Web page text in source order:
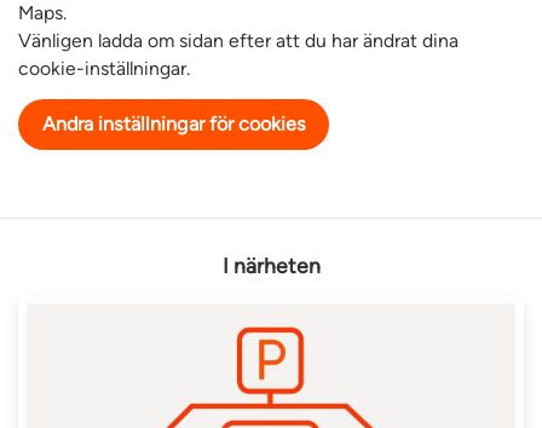
Maps.
Vänligen ladda om sidan efter att du har ändrat dina
cookie-inställningar.
Andra inställningar för cookies
I närheten